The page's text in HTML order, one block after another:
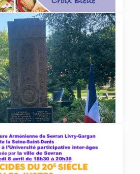
29 avril 2026
le 17 mai 2026
Arméniens de France
de Sevran-Livry
20 avril 2026